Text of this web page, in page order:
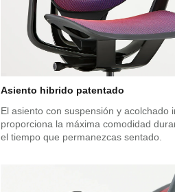
Asiento hibrido patentado
El asiento con suspensión y acolchado
proporciona la máxima comodidad
el tiempo que permanezcas sentado.